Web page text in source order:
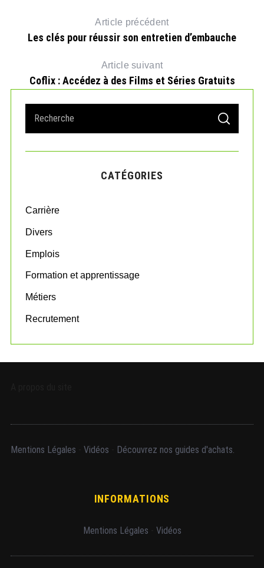
Article précédent
Les clés pour réussir son entretien d’embauche
Article suivant
Coflix : Accédez à des Films et Séries Gratuits
a
r
o
:
S
A
C
CATÉGORIES
Carrière
Divers
Emplois
Formation et apprentissage
Métiers
Recrutement
Mentions Légales Vidéos Découvrez nos guides d'achats.
INFORMATIONS
Mentions Légales Vidéos